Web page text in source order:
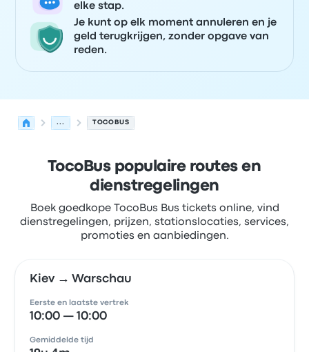
elke stap.
Je kunt op elk moment annuleren en je
geld terugkrijgen, zonder opgave van
reden.
... TOCOBUS
TocoBus populaire routes en
dienstregelingen
Boek goedkope TocoBus Bus tickets online, vind
dienstregelingen, prijzen, stationslocaties, services,
promoties en aanbiedingen.
Kiev → Warschau
Eerste en laatste vertrek
10:00 — 10:00
Gemiddelde tijd